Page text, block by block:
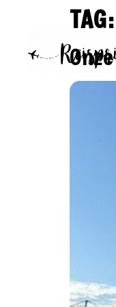
TAG: